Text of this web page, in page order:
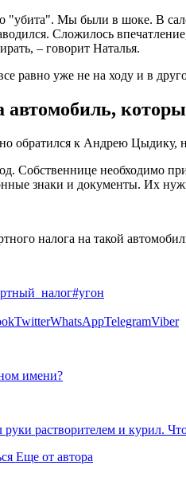
Мы были в шоке. В
Сложилось
– говорит Наталья.
равно уже не на ходу и в
автомобиль,
обратился к Андрею Цыдику,
Собственнице необходимо
знаки и документы. Их
налога на такой
#угон
TwitterWhatsAppTelegramViber
имени?
растворителем и курил.
Еще от автора